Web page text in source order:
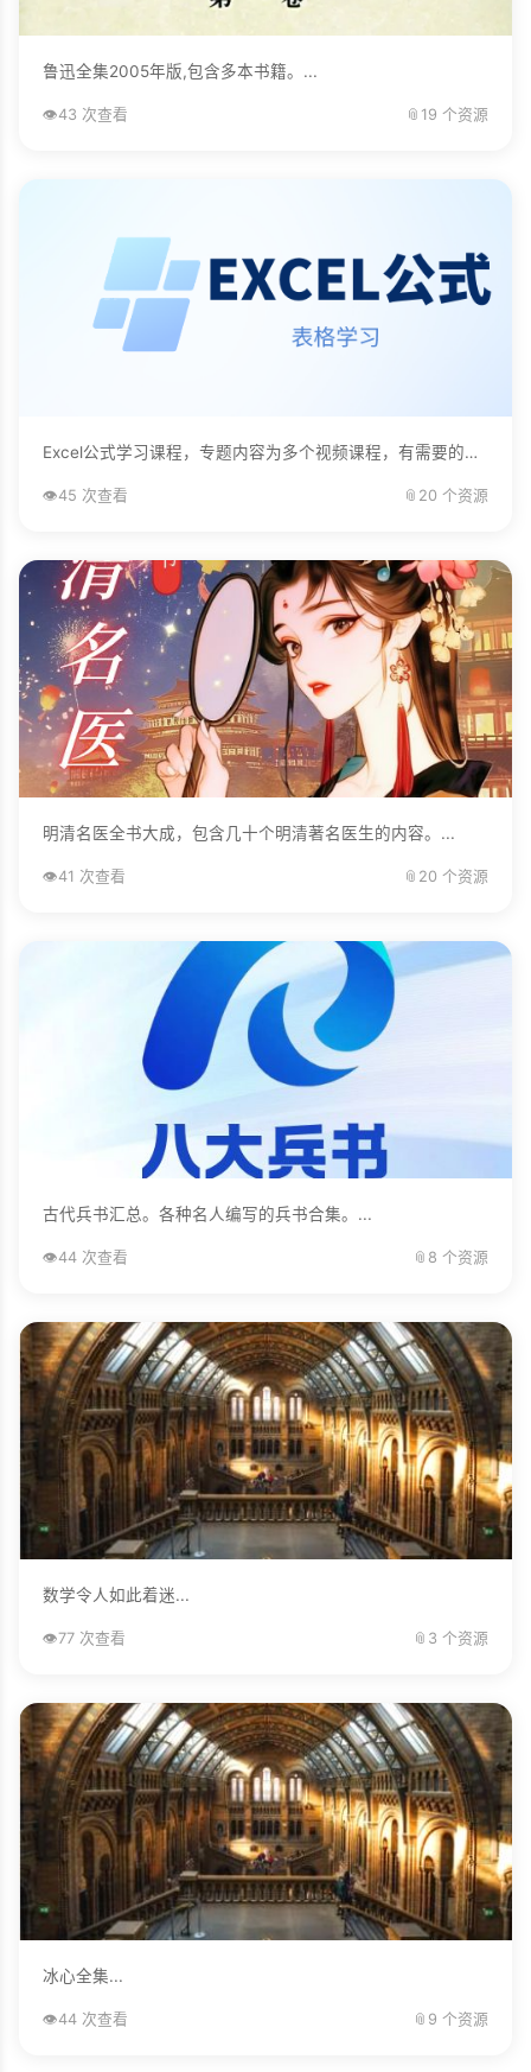
鲁迅全集2005年版,包含多本书籍。...
👁️43 次查看 📎 19 个资源
Excel公式学习课程，专题内容为多个视频课程，有需要的自己下载学习。...
👁️45 次查看 📎 20 个资源
明清名医全书大成，包含几十个明清著名医生的内容。...
👁️41 次查看 📎 20 个资源
古代兵书汇总。各种名人编写的兵书合集。...
👁️44 次查看 📎 8 个资源
数学令人如此着迷...
👁️77 次查看 📎 3 个资源
冰心全集...
👁️44 次查看 📎 9 个资源